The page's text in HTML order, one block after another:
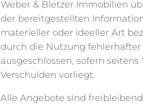
Weber & Bletzer Immobilien
der bereitgestellten
materieller oder ideeller Art
durch die Nutzung
ausgeschlossen, sofern
Verschulden vorliegt.
Alle Angebote sind